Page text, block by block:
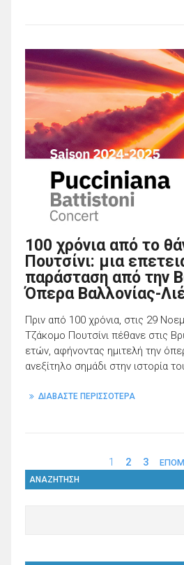
100 χρόνια από το
Πουτσίνι: μια
παράσταση από την
Όπερα Βαλλονίας-
Πριν από 100 χρόνια, στις 29
Τζάκομο Πουτσίνι πέθανε στις
ετών, αφήνοντας ημιτελή την
ανεξίτηλο σημάδι στην ιστορία
ΔΙΑΒΑΣΤΕ ΠΕΡΙΣΣΟΤΕΡΑ
1 2 3
ΑΝΑΖΗΤΗΣΗ